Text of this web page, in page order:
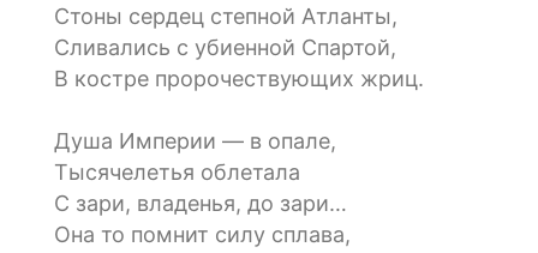
Стоны сердец степной Атланты,
Сливались с убиенной Спартой,
В костре пророчествующих жриц.
Душа Империи — в опале,
Тысячелетья облетала
С зари, владенья, до зари…
Она то помнит силу сплава,